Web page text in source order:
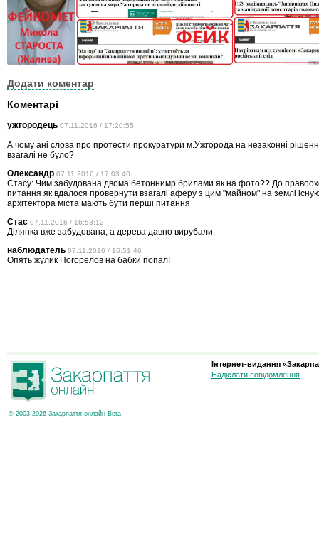
Додати коментар
Коментарі
ужгородець 07.11.2016 / 17:20:55
А чому ані слова про протести прокуратури м.Ужгорода на незаконні
взагалі не було?
Олександр 07.11.2016 / 17:03:40
Стасу: Чим забудована двома бетоннимр брилами як на фото?? До
питання як вдалося провернути взагалі аферу з цим "майном" на землі
архітектора міста мають бути перші питання
Стас 07.11.2016 / 16:53:12
Ділянка вже забудована, а дерева давно вирубали.
наблюдатель 07.11.2016 / 16:51:46
Опять жулик Погорелов на бабки попал!
© 2003-2026 Закарпаття онлайн Beta
Інтернет-видання
Надіслати повідомлення